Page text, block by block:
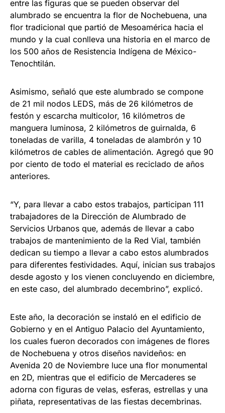
entre las figuras que se pueden observar del
alumbrado se encuentra la flor de Nochebuena, una
flor tradicional que partió de Mesoamérica hacia el
mundo y la cual conlleva una historia en el marco de
los 500 años de Resistencia Indígena de México-
Tenochtilán.
Asimismo, señaló que este alumbrado se compone
de 21 mil nodos LEDS, más de 26 kilómetros de
festón y escarcha multicolor, 16 kilómetros de
manguera luminosa, 2 kilómetros de guirnalda, 6
toneladas de varilla, 4 toneladas de alambrón y 10
kilómetros de cables de alimentación. Agregó que 90
por ciento de todo el material es reciclado de años
anteriores.
“Y, para llevar a cabo estos trabajos, participan 111
trabajadores de la Dirección de Alumbrado de
Servicios Urbanos que, además de llevar a cabo
trabajos de mantenimiento de la Red Vial, también
dedican su tiempo a llevar a cabo estos alumbrados
para diferentes festividades. Aquí, inician sus trabajos
desde agosto y los vienen concluyendo en diciembre,
en este caso, del alumbrado decembrino”, explicó.
Este año, la decoración se instaló en el edificio de
Gobierno y en el Antiguo Palacio del Ayuntamiento,
los cuales fueron decorados con imágenes de flores
de Nochebuena y otros diseños navideños: en
Avenida 20 de Noviembre luce una flor monumental
en 2D, mientras que el edificio de Mercaderes se
adorna con figuras de velas, esferas, estrellas y una
piñata, representativas de las fiestas decembrinas.